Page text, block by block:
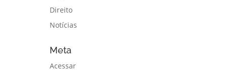
Direito
Notícias
Meta
Acessar